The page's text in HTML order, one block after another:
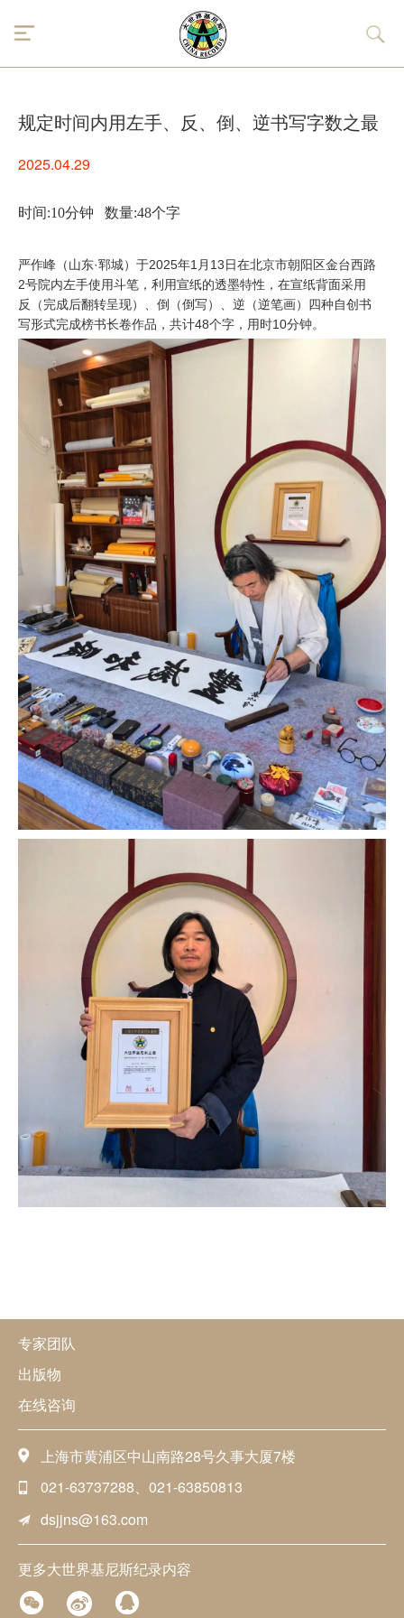
规定时间内用左手、反、倒、逆书写字数之最
2025.04.29
时间:10分钟 数量:48个字
严作峰（山东·郓城）于2025年1月13日在北京市朝阳区金台西路
2号院内左手使用斗笔，利用宣纸的透墨特性，在宣纸背面采用
反（完成后翻转呈现）、倒（倒写）、逆（逆笔画）四种自创书
写形式完成榜书长卷作品，共计48个字，用时10分钟。
专家团队
出版物
在线咨询
上海市黄浦区中山南路28号久事大厦7楼
021-63737288、021-63850813
dsjjns@163.com
更多大世界基尼斯纪录内容